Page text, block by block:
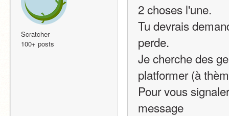
Scratcher
100+ posts
2 choses l'une.
Tu devrais
perde.
Je cherche des
platformer (à
Pour vous
message